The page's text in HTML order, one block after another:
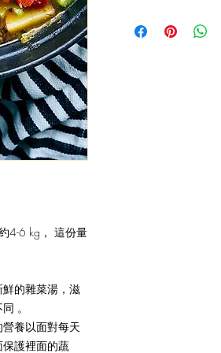
4-6 kg， 這份量
的雜菜湯，滋
。
養以面對每天
護裡面的蔬
任何有關送貨安
9765 3188 或電
安排。謝謝。